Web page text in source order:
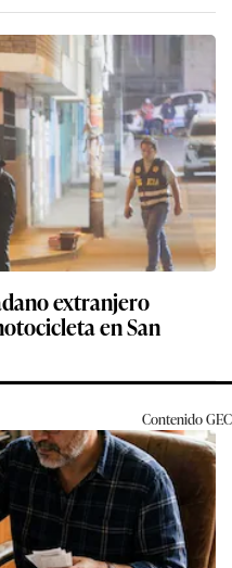
extranjero
en San
ContenidoGEC